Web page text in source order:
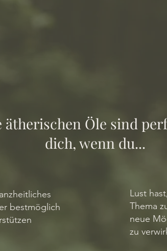
ätherischen Öle sind
dich, wenn du...
bestmöglich
Lust
Thema
neue
zu